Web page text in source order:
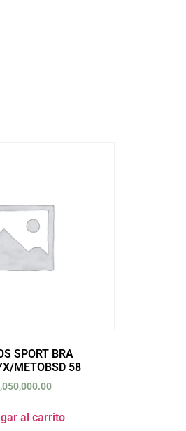
SPORT BRA
METOBSD 58
al carrito